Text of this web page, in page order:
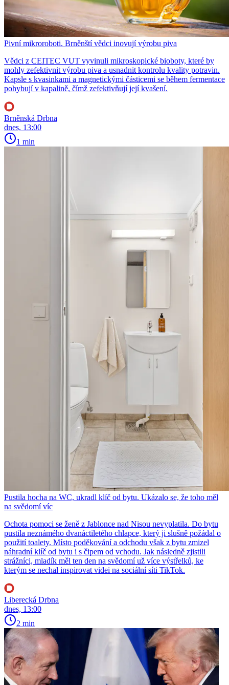
Pivní mikroroboti. Brněnští vědci inovují výrobu piva
Vědci z CEITEC VUT vyvinuli mikroskopické bioboty, které by
mohly zefektivnit výrobu piva a usnadnit kontrolu kvality potravin.
Kapsle s kvasinkami a magnetickými částicemi se během fermentace
pohybují v kapalině, čímž zefektivňují její kvašení.
Brněnská Drbna
dnes, 13:00
1 min
Pustila hocha na WC, ukradl klíč od bytu. Ukázalo se, že toho měl
na svědomí víc
Ochota pomoci se ženě z Jablonce nad Nisou nevyplatila. Do bytu
pustila neznámého dvanáctiletého chlapce, který ji slušně požádal o
použití toalety. Místo poděkování a odchodu však z bytu zmizel
náhradní klíč od bytu i s čipem od vchodu. Jak následně zjistili
strážníci, mladík měl ten den na svědomí už více výstřelků, ke
kterým se nechal inspirovat videi na sociální síti TikTok.
Liberecká Drbna
dnes, 13:00
2 min